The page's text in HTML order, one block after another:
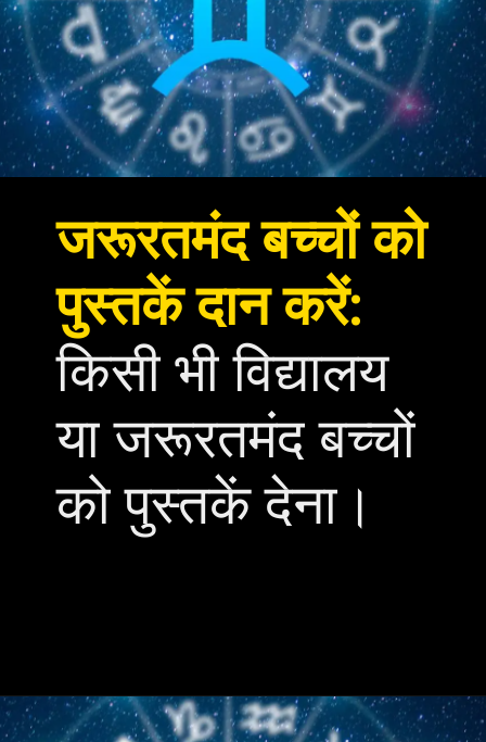
जरूरतमंद बच्चों को
पुस्तकें दान करें:
किसी भी विद्यालय
या जरूरतमंद बच्चों
को पुस्तकें देना।